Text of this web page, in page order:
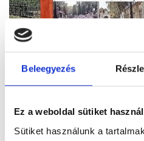
Beleegyezés
Ez a weboldal sütiket használ
Sütiket használunk a
ügyfélszolgálatának
A tartós hőhullám miatt